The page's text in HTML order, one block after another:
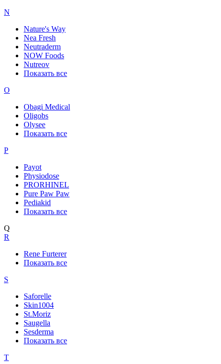
N
Nature's Way
Nea Fresh
Neutraderm
NOW Foods
Nutreov
Показать все
O
Obagi Medical
Oligobs
Olysee
Показать все
P
Payot
Physiodose
PRORHINEL
Pure Paw Paw
Pediakid
Показать все
Q
R
Rene Furterer
Показать все
S
Saforelle
Skin1004
St.Moriz
Saugella
Sesderma
Показать все
T